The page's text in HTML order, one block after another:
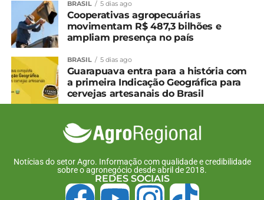
BRASIL 5 dias ago
Cooperativas agropecuárias
movimentam R$ 487,3 bilhões e
ampliam presença no país
BRASIL 5 dias ago
Guarapuava entra para a história com
a primeira Indicação Geográfica para
cervejas artesanais do Brasil
Notícias do setor Agro. Informação com qualidade e credibilidade
sobre o agronegócio desde abril de 2018.
REDES SOCIAIS